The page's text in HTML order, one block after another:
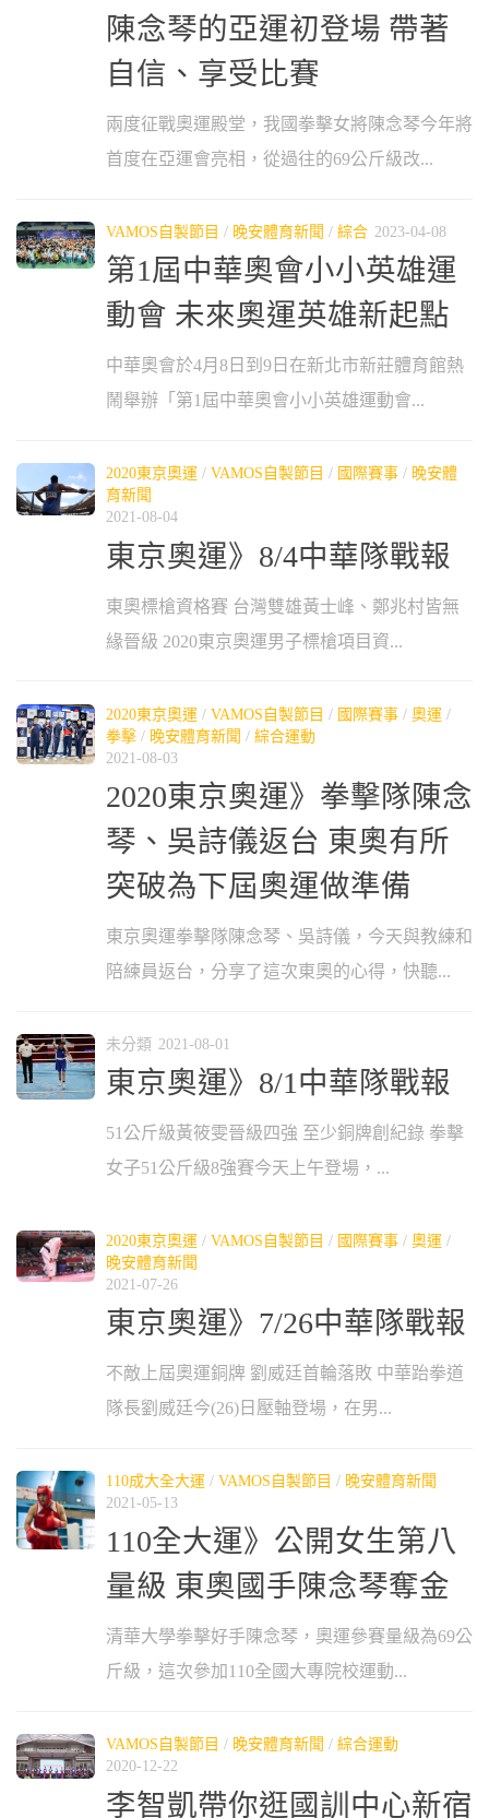
陳念琴的亞運初登場 帶著
自信、享受比賽
兩度征戰奧運殿堂，我國拳擊女將陳念琴今年將
首度在亞運會亮相，從過往的69公斤級改...
VAMOS自製節目 / 晚安體育新聞 / 綜合 2023-04-08
第1屆中華奧會小小英雄運
動會 未來奧運英雄新起點
中華奧會於4月8日到9日在新北市新莊體育館熱
鬧舉辦「第1屆中華奧會小小英雄運動會...
2020東京奧運 / VAMOS自製節目 / 國際賽事 / 晚安體
育新聞
2021-08-04
東京奧運》8/4中華隊戰報
東奧標槍資格賽 台灣雙雄黃士峰、鄭兆村皆無
緣晉級 2020東京奧運男子標槍項目資...
2020東京奧運 / VAMOS自製節目 / 國際賽事 / 奧運 /
拳擊 / 晚安體育新聞 / 綜合運動
2021-08-03
2020東京奧運》拳擊隊陳念
琴、吳詩儀返台 東奧有所
突破為下屆奧運做準備
東京奧運拳擊隊陳念琴、吳詩儀，今天與教練和
陪練員返台，分享了這次東奧的心得，快聽...
未分類 2021-08-01
東京奧運》8/1中華隊戰報
51公斤級黃筱雯晉級四強 至少銅牌創紀錄 拳擊
女子51公斤級8強賽今天上午登場，...
2020東京奧運 / VAMOS自製節目 / 國際賽事 / 奧運 /
晚安體育新聞
2021-07-26
東京奧運》7/26中華隊戰報
不敵上屆奧運銅牌 劉威廷首輪落敗 中華跆拳道
隊長劉威廷今(26)日壓軸登場，在男...
110成大全大運 / VAMOS自製節目 / 晚安體育新聞
2021-05-13
110全大運》公開女生第八
量級 東奧國手陳念琴奪金
清華大學拳擊好手陳念琴，奧運參賽量級為69公
斤級，這次參加110全國大專院校運動...
VAMOS自製節目 / 晚安體育新聞 / 綜合運動
2020-12-22
李智凱帶你逛國訓中心新宿